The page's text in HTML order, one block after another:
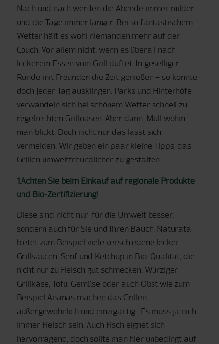
Nach und nach werden die Abende immer milder
und die Tage immer länger. Bei so fantastischem
Wetter hält es wohl niemanden mehr auf der
Couch. Vor allem nicht, wenn es überall nach
leckerem Essen vom Grill duftet. In geselliger
Runde mit Freunden die Zeit genießen – so könnte
doch jeder Tag ausklingen. Parks und Hinterhöfe
verwandeln sich bei schönem Wetter schnell zu
regelrechten Grilloasen. Aber dann: Müll wohin
man blickt. Doch nicht nur das lässt sich
vermeiden. Wir geben ein paar kleine Tipps, das
Grillen umweltfreundlicher zu gestalten.
1.Achten Sie beim Einkauf auf regionale Produkte
und Bio-Zertifizierung!
Diese sind nicht nur für die Umwelt besser,
sondern auch für Sie und Ihren Bauch. Naturata
bietet zum Beispiel viele verschiedene lecker
Grillsaucen, Senf und Ketchup in Bio-Qualität, die
nicht nur zu Fleisch gut schmecken. Würziger
Grillkäse, Tofu, Gemüse oder auch Obst wie zum
Beispiel Ananas machen das Grillen
außergewöhnlich und einzigartig. Es muss ja nicht
immer Fleisch sein. Auch Fisch eignet sich
hervorragend, doch sollte man hier unbedingt auf